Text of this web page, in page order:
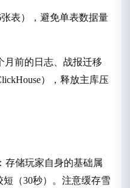
表），避免单表数据量
月前的日志、战报迁移
），释放主库压
存储玩家自身的基础属
（30秒）。注意缓存雪